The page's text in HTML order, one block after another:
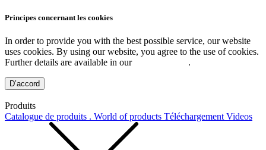
Principes concernant les cookies
In order to provide you with the best possible service, our website
uses cookies. By using our website, you agree to the use of cookies.
Further details are available in our
.
D’accord
Produits
Catalogue de produits . World of products Téléchargement Videos